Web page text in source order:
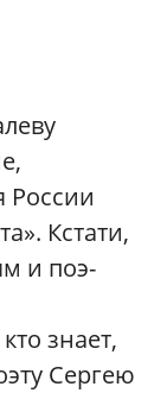
России
Кстати,
и поэ-
знает,
Сергею